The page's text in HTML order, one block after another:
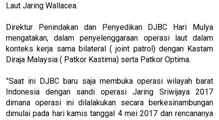
Laut Jaring Wallacea.
Direktur Penindakan dan Penyedikan DJBC Hari Mulya
mengatakan, dalam penyelenggaraan operasi laut dalam
konteks kerja sama bilateral ( joint patrol) dengan Kastam
Diraja Malaysia ( Patkor Kastima) serta Patkor Optima.
”Saat ini DJBC baru saja membuka operasi wilayah barat
Indonesia dengan sandi operasi Jaring Sriwijaya 2017
dimana operasi ini dilalakukan secara berkesinambungan
dimulai pada hari kamis tanggal 4 mei 2017 dan rencananya